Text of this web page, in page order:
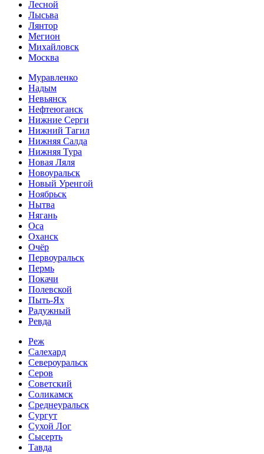
Лесной
Лысьва
Лянтор
Мегион
Михайловск
Москва
Муравленко
Надым
Невьянск
Нефтеюганск
Нижние Серги
Нижний Тагил
Нижняя Салда
Нижняя Тура
Новая Ляля
Новоуральск
Новый Уренгой
Ноябрьск
Нытва
Нягань
Оса
Оханск
Очёр
Первоуральск
Пермь
Покачи
Полевской
Пыть-Ях
Радужный
Ревда
Реж
Салехард
Североуральск
Серов
Советский
Соликамск
Среднеуральск
Сургут
Сухой Лог
Сысерть
Тавда